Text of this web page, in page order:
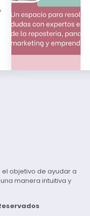
el objetivo de ayudar a
manera intuitiva y